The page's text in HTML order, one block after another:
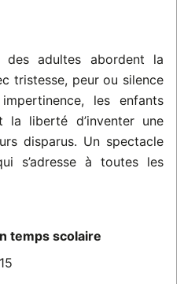
des adultes abordent la
tristesse, peur ou silence
les enfants
la liberté d’inventer une
disparus. Un spectacle
s’adresse à toutes les
temps scolaire